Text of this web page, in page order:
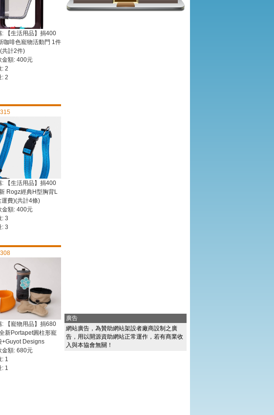
: 【生活用品】捐400
咖啡色寵物活動門 1件
共計2件)
金額: 400元
: 2
: 2
: 【生活用品】捐400
Rogz經典H型胸背L
費)(共計4條)
金額: 400元
: 3
: 3
: 【寵物用品】捐680
新Portapet圓柱形寵
+Guyot Designs
金額: 680元
: 1
: 1
廣告
網站廣告，為贊助網站架設者廠商設制之廣
告，用以開源資助網站正常運作，若有商業收
入與本協會無關！